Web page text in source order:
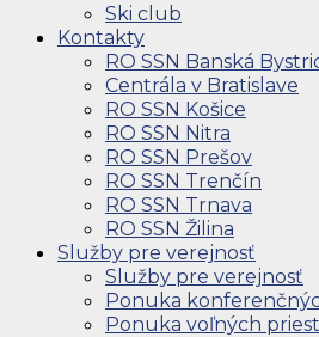
Ski club
Kontakty
RO SSN Banská
Centrála v Bratislave
RO SSN Košice
RO SSN Nitra
RO SSN Prešov
RO SSN Trenčín
RO SSN Trnava
RO SSN Žilina
Služby pre verejnosť
Služby pre verejnosť
Ponuka
Ponuka voľných